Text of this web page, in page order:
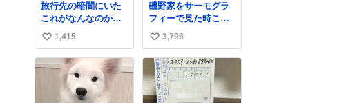
旅行先の暗闇にいた
これがなんなのかわ
からなくて怖すぎた
子どもたちも怖がり
まくってた👻 ちいか
わってこういう感じ
のお話なんです
か…？
い
い
ね
1,415
磯野家をサーモグラ
フィーで見た時これ
だったら怖い
い
い
ね
数
3,796